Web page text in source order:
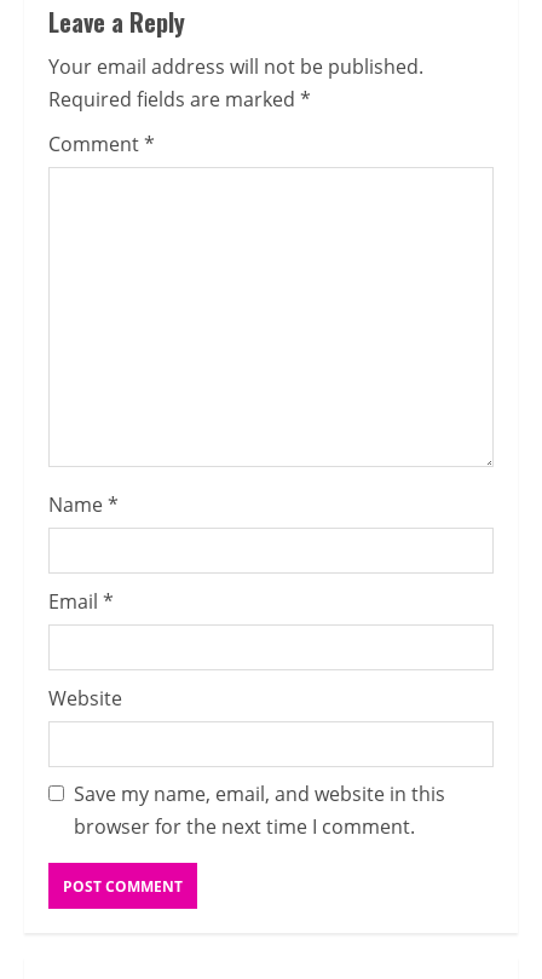
Leave a Reply
Your email address will not be published.
Required fields are marked *
Comment*
Name*
Email *
Website
Save my name, email, and website in this
browser for the next time I comment.